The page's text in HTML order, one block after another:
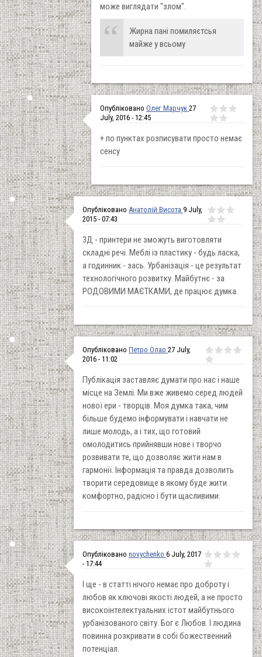
може виглядати "злом".
Жирна пані помиляєтсья
майже у всьому
Опубліковано Олег Марчук 27
July, 2016 - 12:45
+ по пунктах розписувати просто немає
сенсу
Опубліковано Анатолій Висота 9 July,
2015 - 07:43
3Д - принтери не зможуть виготовляти
складні речі. Меблі із пластику - будь ласка,
а годинник - зась. Урбанізація - це результат
технологічного розвитку. Майбутнє - за
РОДОВИМИ МАЄТКАМИ, де працює думка.
Опубліковано Петро Олар 27 July,
2016 - 11:02
Публікація заставляє думати про нас і наше
місце на Землі. Ми вже живемо серед людей
нової ери - творців. Моя думка така, чим
більше будемо інформувати і навчати не
лише молодь, а і тих, що готовий
омолодитись прийнявши нове і творчо
розвивати те, що дозволяє жити нам в
гармонії. Інформація та правда дозволить
творити середовище в якому буде жити
комфортно, радісно і бути щасливими.
Опубліковано novychenko 6 July, 2017
- 17:44
І ще - в статті нічого немає про доброту і
любов як ключові якості людей, а не просто
високоінтелектуальних істот майбутнього
урбанізованого світу. Бог є Любов. І людина
повинна розкривати в собі божественний
потенціал.